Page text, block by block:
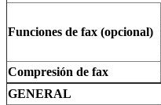
Funciones de fax (opcional)
Compresión de fax
GENERAL